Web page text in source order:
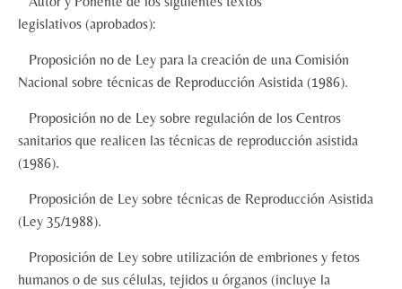
legislativos (aprobados):
Proposición no de Ley para la creación de una Comisión
Nacional sobre técnicas de Reproducción Asistida (1986).
Proposición no de Ley sobre regulación de los Centros
sanitarios que realicen las técnicas de reproducción asistida
(1986).
Proposición de Ley sobre técnicas de Reproducción Asistida
(Ley 35/1988).
Proposición de Ley sobre utilización de embriones y fetos
humanos o de sus células, tejidos u órganos (incluye la